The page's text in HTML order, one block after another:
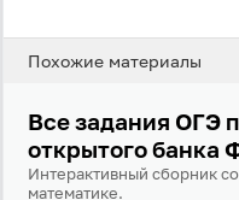
Забыли пароль?
Похожие материалы
Все задания ОГЭ
открытого банка
Интерактивный сборник
математике.